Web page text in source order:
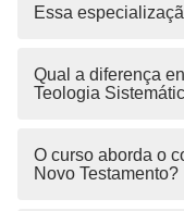
Essa
Qual a diferença
Teologia
O curso aborda o
Novo Testamento?